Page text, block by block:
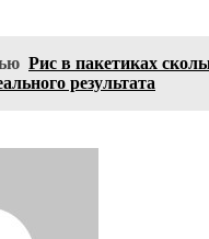
Рис в пакетиках
результата